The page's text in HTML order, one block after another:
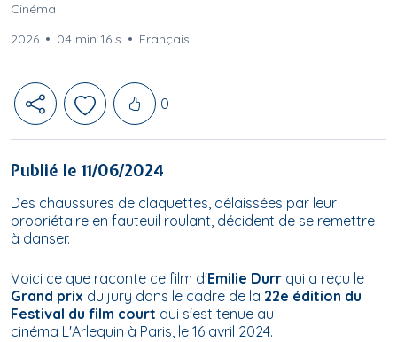
Cinéma
2026
04 min 16 s Français
Likes
0
Publié le 11/06/2024
Des chaussures de claquettes, délaissées par leur
propriétaire en fauteuil roulant, décident de se remettre
à danser.
Voici ce que raconte ce film d'Emilie Durr qui a reçu le
Grand prix du jury dans le cadre de la 22e édition du
Festival du film court qui s'est tenue au
cinéma L'Arlequin à Paris, le 16 avril 2024.